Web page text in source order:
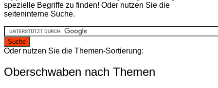
spezielle Begriffe zu finden! Oder nutzen Sie die
seiteninterne Suche.
Oder nutzen Sie die Themen-Sortierung:
Oberschwaben nach Themen